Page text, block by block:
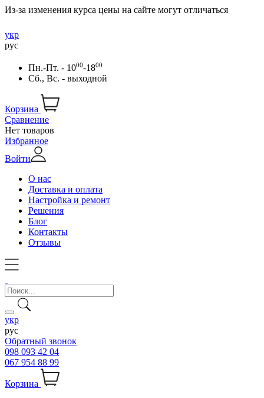
Из-за изменения курса цены на сайте могут отличаться
укр
рус
Пн.-Пт. - 1000-1800
Сб., Вс. - выходной
Корзина
Сравнение
Нет товаров
Избранное
Войти
О нас
Доставка и оплата
Настройка и ремонт
Решения
Блог
Контакты
Отзывы
укр
рус
Обратный звонок
098 093 42 04
067 954 88 99
Корзина